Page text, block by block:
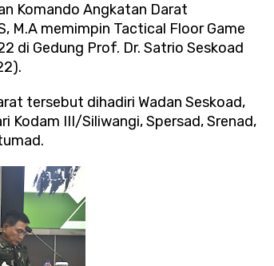
Komando Angkatan Darat
M.A memimpin Tactical Floor Game
di Gedung Prof. Dr. Satrio Seskoad
tersebut dihadiri Wadan Seskoad,
Kodam III/Siliwangi, Spersad, Srenad,